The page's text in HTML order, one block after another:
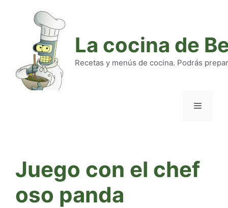
La cocina de
Recetas y menús de cocina. Podrás
Juego con el chef
oso panda